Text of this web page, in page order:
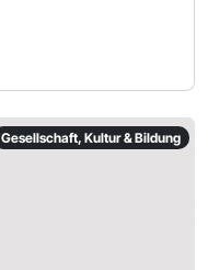
Gesellschaft, Kultur & Bildung